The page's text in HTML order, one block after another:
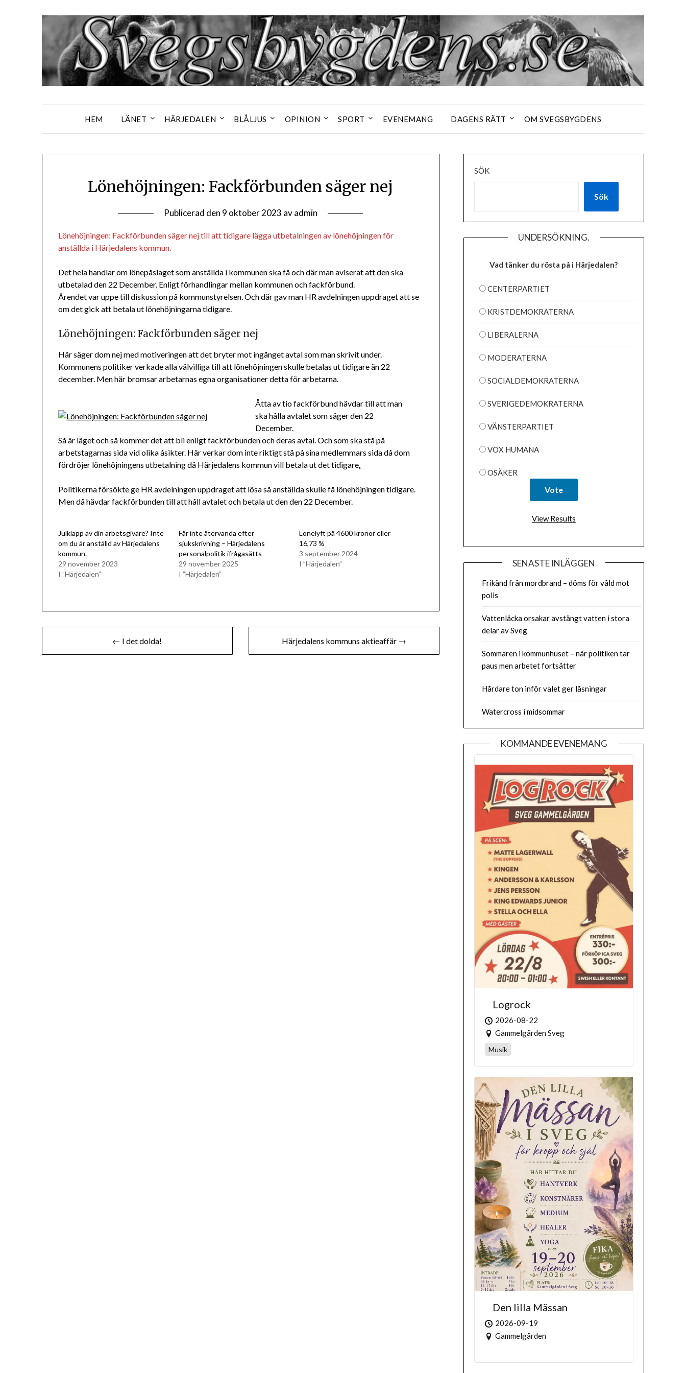
HEM LÄNET HÄRJEDALEN BLÅLJUS OPINION SPORT EVENEMANG DAGENS RÄTT OM SVEGSBYGDENS
Lönehöjningen: Fackförbunden säger nej
Publicerad den 9 oktober 2023 avadmin
Lönehöjningen: Fackförbunden säger nej till att tidigare lägga utbetalningen av lönehöjningen för
anställda i Härjedalens kommun.
Det hela handlar om lönepåslaget som anställda i kommunen ska få och där man aviserat att den ska
utbetalad den 22 December. Enligt förhandlingar mellan kommunen och fackförbund.
Ärendet var uppe till diskussion på kommunstyrelsen. Och där gav man HR avdelningen uppdraget att se
om det gick att betala ut lönehöjningarna tidigare.
Lönehöjningen: Fackförbunden säger nej
Här säger dom nej med motiveringen att det bryter mot ingånget avtal som man skrivit under.
Kommunens politiker verkade alla välvilliga till att lönehöjningen skulle betalas ut tidigare än 22
december. Men här bromsar arbetarnas egna organisationer detta för arbetarna.
Åtta av tio fackförbund hävdar till att man
ska hålla avtalet som säger den 22
December.
Så är läget och så kommer det att bli enligt fackförbunden och deras avtal. Och som ska stå på
arbetstagarnas sida vid olika åsikter. Här verkar dom inte riktigt stå på sina medlemmars sida då dom
fördröjer lönehöjningens utbetalning då Härjedalens kommun vill betala ut det tidigare.
Politikerna försökte ge HR avdelningen uppdraget att lösa så anställda skulle få lönehöjningen tidigare.
Men då hävdar fackförbunden till att håll avtalet och betala ut den den 22 December.
Julklapp av din arbetsgivare? Inte
om du är anställd av Härjedalens
kommun.
29 november 2023
I ”Härjedalen”
Får inte återvända efter
sjukskrivning – Härjedalens
personalpolitik ifrågasätts
29 november 2025
I ”Härjedalen”
Lönelyft på 4600 kronor eller
16,73 %
3 september 2024
I ”Härjedalen”
Inläggsnavigering← I det dolda! Härjedalens kommuns aktieaffär →
SÖK
Sök
UNDERSÖKNING.
Vad tänker du rösta på i Härjedalen?
CENTERPARTIET
KRISTDEMOKRATERNA
LIBERALERNA
MODERATERNA
SOCIALDEMOKRATERNA
SVERIGEDEMOKRATERNA
VÄNSTERPARTIET
VOX HUMANA
OSÄKER
View Results
SENASTE INLÄGGEN
Frikänd från mordbrand – döms för våld mot
polis
Vattenläcka orsakar avstängt vatten i stora
delar av Sveg
Sommaren i kommunhuset – när politiken tar
paus men arbetet fortsätter
Hårdare ton inför valet ger låsningar
Watercross i midsommar
KOMMANDE EVENEMANG
Logrock
2026-08-22
Gammelgården Sveg
Musik
Den lilla Mässan
2026-09-19
Gammelgården